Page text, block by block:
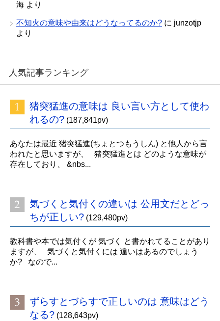
海 より
不知火の意味や由来はどうなってるのか? に junzotjp
より
人気記事ランキング
猪突猛進の意味は 良い言い方として使わ
れるの? (187,841pv)
あなたは最近 猪突猛進(ちょとつもうしん) と他人から言
われたと思いますが、 猪突猛進とは どのような意味が
存在しており、 &nbs...
気づくと気付くの違いは 公用文だとどっ
ちが正しい? (129,480pv)
教科書や本では気付くが 気づく と書かれてることがあり
ますが、 気づくと気付くには 違いはあるのでしょう
か? なので...
ずらすとづらすで正しいのは 意味はどう
なる? (128,643pv)